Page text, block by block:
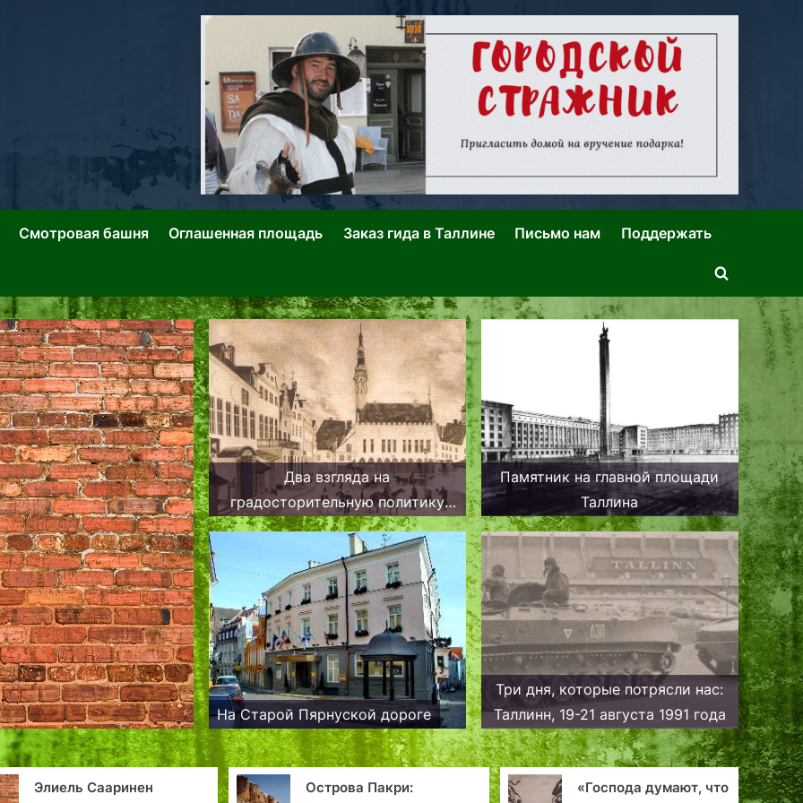
Переулки Городских Легенд
Смотровая башня Оглашенная площадь Заказ гида в Таллине Письмо нам Поддержать
Toggle
search
Два взгляда на
градосторительную политику
Шведского королевства на
территории Эстонии
Памятник на главной площади
Таллина
На Старой Пярнуской дороге
Три дня, которые потрясли нас:
Таллинн, 19-21 августа 1991 года
Острова Пакри:
«Господа думают, что
Морская крепость